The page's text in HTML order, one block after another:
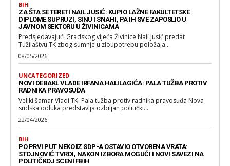
BIH
ZA ŠTA SE TERETI NAIL JUSIĆ: KUPIO LAŽNE FAKULTETSKE
DIPLOME SUPRUZI, SINU I SNAHI, PA IH SVE ZAPOSLIO U
JAVNOM SEKTORU U ŽIVINICAMA
Predsjedavajući Gradskog vijeća Živinice Nail Jusić predat
Tužilaštvu TK zbog sumnje u zloupotrebu položaja...
08/05/2026
UNCATEGORIZED
NOVI DEBAKL VLADE IRFANA HALILAGIĆA: PALA TUŽBA PROTIV
RADNIKA PRAVOSUĐA
Veliki šamar Vladi TK: Pala tužba protiv radnika pravosuđa Nova
sudska odluka predstavlja ozbiljan politički...
22/04/2026
BIH
PO PRVI PUT NEKO IZ SDP-A OSTAVIO OTVORENA VRATA:
STOJNOVIĆ TVRDI, NAKON IZBORA MOGUĆI I NOVI SAVEZI NA
POLITIČKOJ SCENI FBIH